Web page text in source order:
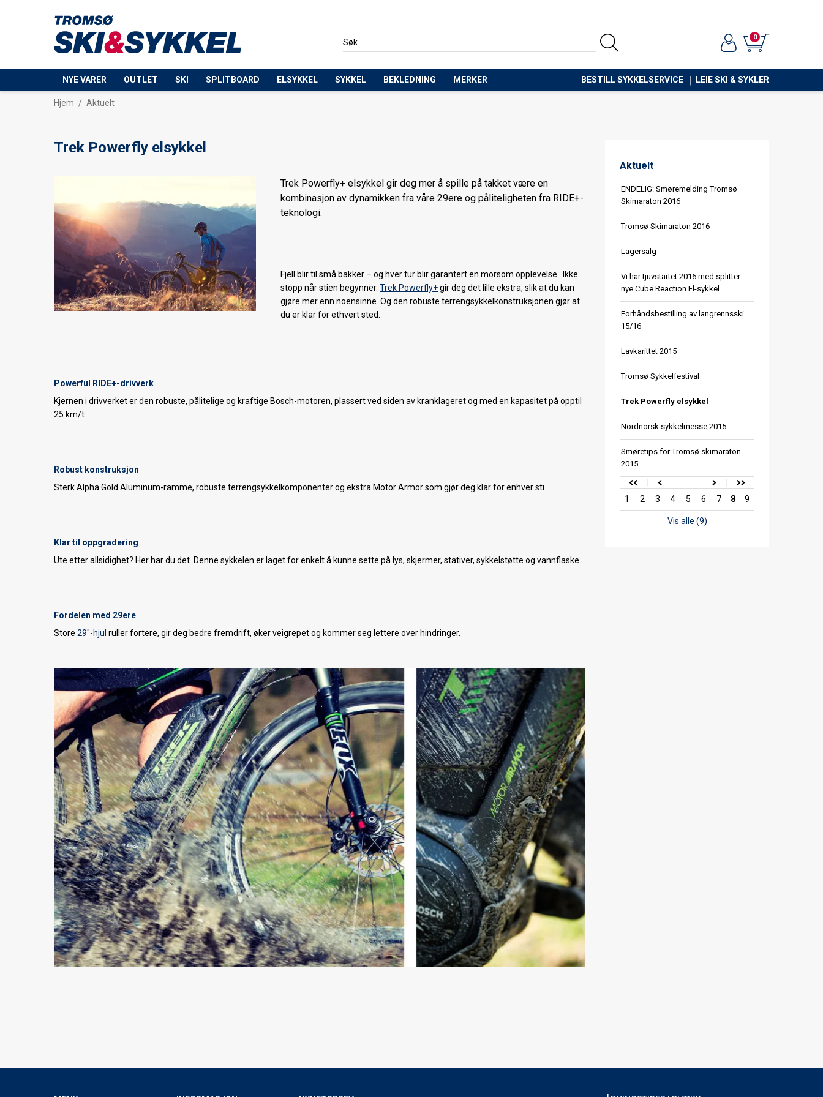
0
NYE VARER OUTLET SKI SPLITBOARD ELSYKKEL SYKKEL BEKLEDNING MERKER BESTILL SYKKELSERVICE LEIE SKI & SYKLER
Hjem / Aktuelt
Aktuelt
ENDELIG: Smøremelding Tromsø
Skimaraton 2016
Tromsø Skimaraton 2016
Lagersalg
Vi har tjuvstartet 2016 med splitter
nye Cube Reaction El-sykkel
Forhåndsbestilling av langrennsski
15/16
Lavkarittet 2015
Tromsø Sykkelfestival
Trek Powerfly elsykkel
Nordnorsk sykkelmesse 2015
Smøretips for Tromsø skimaraton
2015
1 2 3 4 5 6 7 8 9
Vis alle (9)
Trek Powerfly elsykkel
Trek Powerfly+ elsykkel gir deg mer å spille på takket være en
kombinasjon av dynamikken fra våre 29ere og påliteligheten fra RIDE+-
teknologi.
Fjell blir til små bakker – og hver tur blir garantert en morsom opplevelse. Ikke
stopp når stien begynner. Trek Powerfly+gir deg det lille ekstra, slik at du kan
gjøre mer enn noensinne. Og den robuste terrengsykkelkonstruksjonen gjør at
du er klar for ethvert sted.
Powerful RIDE+-drivverk
Kjernen i drivverket er den robuste, pålitelige og kraftige Bosch-motoren, plassert ved siden av kranklageret og med en kapasitet på opptil
25 km/t.
Robust konstruksjon
Sterk Alpha Gold Aluminum-ramme, robuste terrengsykkelkomponenter og ekstra Motor Armor som gjør deg klar for enhver sti.
Klar til oppgradering
Ute etter allsidighet? Her har du det. Denne sykkelen er laget for enkelt å kunne sette på lys, skjermer, stativer, sykkelstøtte og vannflaske.
Fordelen med 29ere
Store 29"-hjul ruller fortere, gir deg bedre fremdrift, øker veigrepet og kommer seg lettere over hindringer.